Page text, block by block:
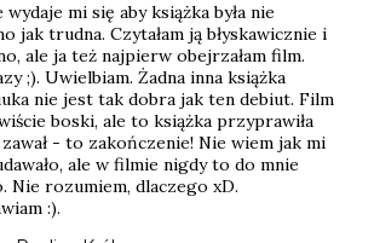
wydaje mi się aby książka była nie
jak trudna. Czytałam ją błyskawicznie i
ale ja też najpierw obejrzałam film.
;). Uwielbiam. Żadna inna książka
nie jest tak dobra jak ten debiut. Film
boski, ale to książka przyprawiła
- to zakończenie! Nie wiem jak mi
ale w filmie nigdy to do mnie
Nie rozumiem, dlaczego xD.
:).